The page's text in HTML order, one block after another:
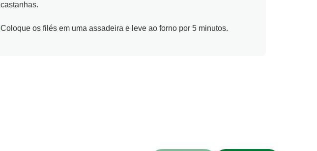
castanhas.
Coloque os filés em uma assadeira e leve ao forno por 5 minutos.